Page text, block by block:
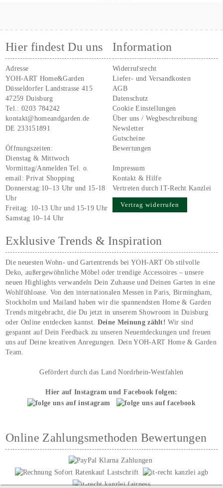
Hier findest Du uns
Adresse
YOH-ART Home&Garden
Düsseldorfer Landstrasse 415
47259 Duisburg
Tel.:0203 784242
kontakt@homeandgarden.de
DE 233151891
Öffnungszeiten:
Dienstag & Mittwoch
Vormittag/Anmelden Tel. o.
email:Privat Shopping
Donnerstag:10–13 Uhr und 15-18
Uhr
Freitag: 10-13 Uhr und 15-19 Uhr
Samstag 10–14 Uhr
Information
Widerrufsrecht
Liefer- und Versandkosten
AGB
Datenschutz
Cookie Einstellungen
Über uns / Wegbeschreibung
Newsletter
Gutscheine
Bewertungen
Impressum
Kontakt & Hilfe
Vertreten durch IT-Recht Kanzlei
Vertrag widerrufen
Exklusive Trends & Inspiration
Die neuesten Wohn- und Gartentrends bei YOH‑ART Ob stilvolle
Deko, außergewöhnliche Möbel oder trendige Accessoires – unsere
neuen Highlights verwandeln Dein Zuhause und Deinen Garten in eine
Wohlfühloase. Von den internationalen Messen in Paris, Birmingham,
Stockholm und Mailand haben wir die spannendsten Home & Garden
Trends mitgebracht, die Du jetzt in unserem Showroom in Duisburg
oder Online entdecken kannst. Deine Meinung zählt!Wir sind
gespannt auf Dein Feedback zu unseren Neuentdeckungen und freuen
uns auf Deine kreativen Anregungen. Dein YOH‑ART Home & Garden
Team.
Gefördert durch das Land Nordrhein-Westfahlen
Hier auf Instagram und Facebook folgen:
Online Zahlungsmethoden Bewertungen